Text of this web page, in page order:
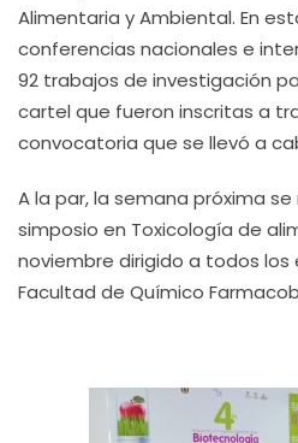
Alimentaria y Ambiental. En
conferencias nacionales e
92 trabajos de investigación
cartel que fueron inscritas a
convocatoria que se llevó a
A la par, la semana próxima se
simposio en Toxicología de
noviembre dirigido a todos
Facultad de Químico